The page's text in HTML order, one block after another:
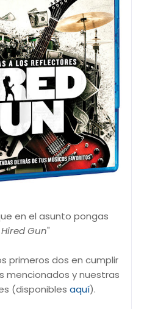
en el asunto pongas
Gun"
primeros dos en cumplir
mencionados y nuestras
(disponibles aquí).